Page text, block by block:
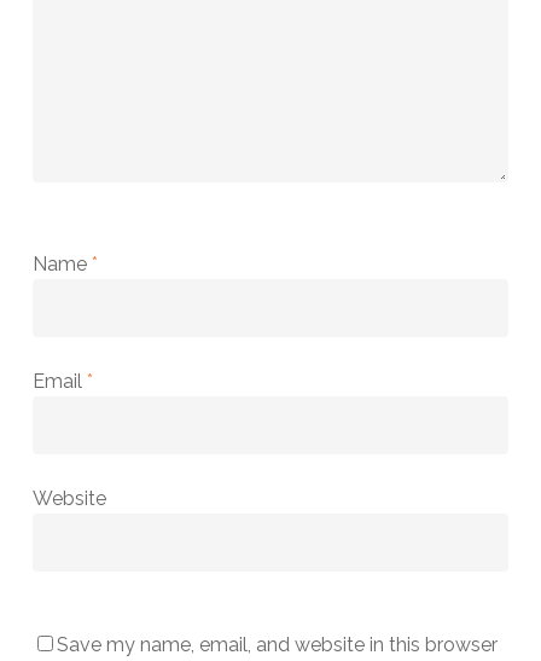
Name *
Email *
Website
Save my name, email, and website in this browser